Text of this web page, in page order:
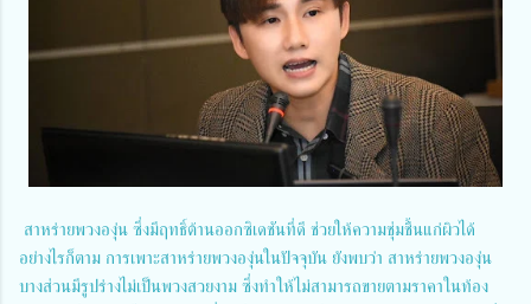
สาหร่ายพวงองุ่น ซึ่งมีฤทธิ์ต้านออกซิเดชันที่ดี ช่วยให้ความชุ่มชื้นแก่ผิวได้
อย่างไรก็ตาม การเพาะสาหร่ายพวงองุ่นในปัจจุบัน ยังพบว่า สาหร่ายพวงองุ่น
บางส่วนมีรูปร่างไม่เป็นพวงสวยงาม ซึ่งทำให้ไม่สามารถขายตามราคาในท้อง